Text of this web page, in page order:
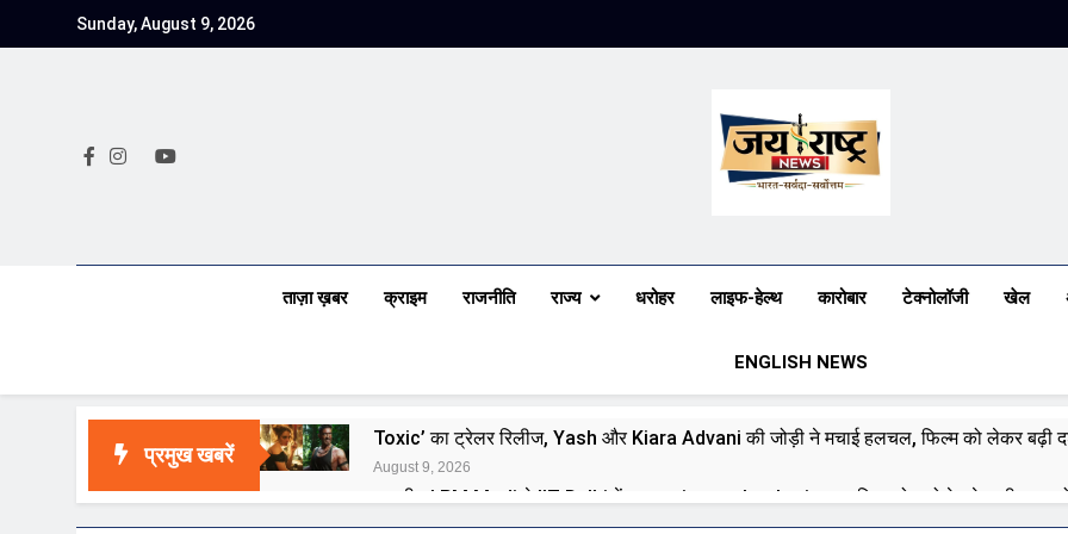
Sunday, August 9, 2026
Jai Rashtra
ताज़ा ख़बर क्राइम राजनीति राज्य धरोहर लाइफ-हेल्थ कारोबार टेक्नोलॉजी खेल
ENGLISH NEWS
प्रमुख खबरें
Toxic’ का ट्रेलर रिलीज, Yash और Kiara Advani की जोड़ी ने मचाई हलचल, फिल्म को लेकर बढ़ी
August 9, 2026
राष्ट्रीय | PM Modi ने IIT Delhi में emerging technologies पर दिया जोर, बोले—देश की
August 9, 2026